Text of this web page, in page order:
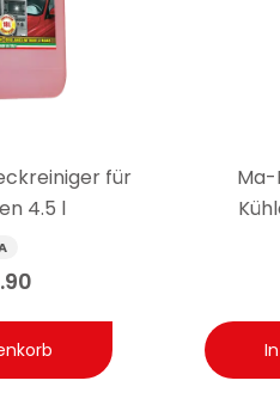
Verbindungen geeignet,
Oxidation kann eine
für
4.5 l
Ma-